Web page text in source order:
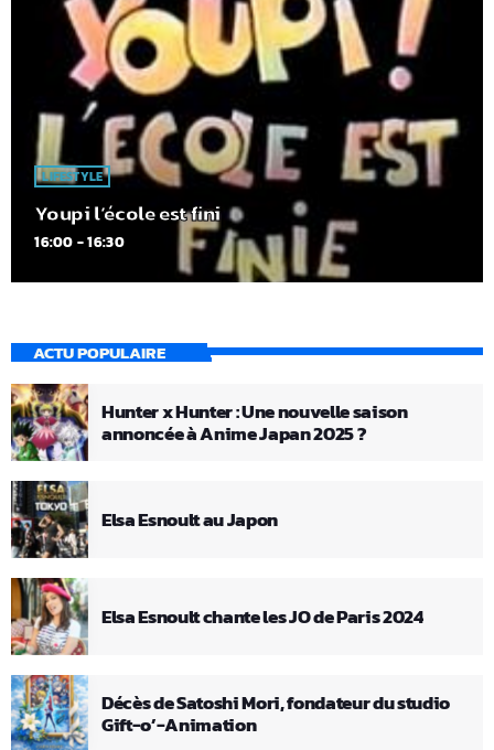
LIFESTYLE
Youpi l’école est fini
16:00 - 16:30
ACTU POPULAIRE
Hunter x Hunter : Une nouvelle saison
annoncée à Anime Japan 2025 ?
Elsa Esnoult au Japon
Elsa Esnoult chante les JO de Paris 2024
Décès de Satoshi Mori, fondateur du studio
Gift-o’-Animation